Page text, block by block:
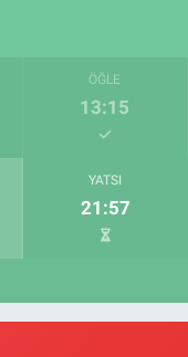
ÖĞLE
13:15
YATSI
21:57